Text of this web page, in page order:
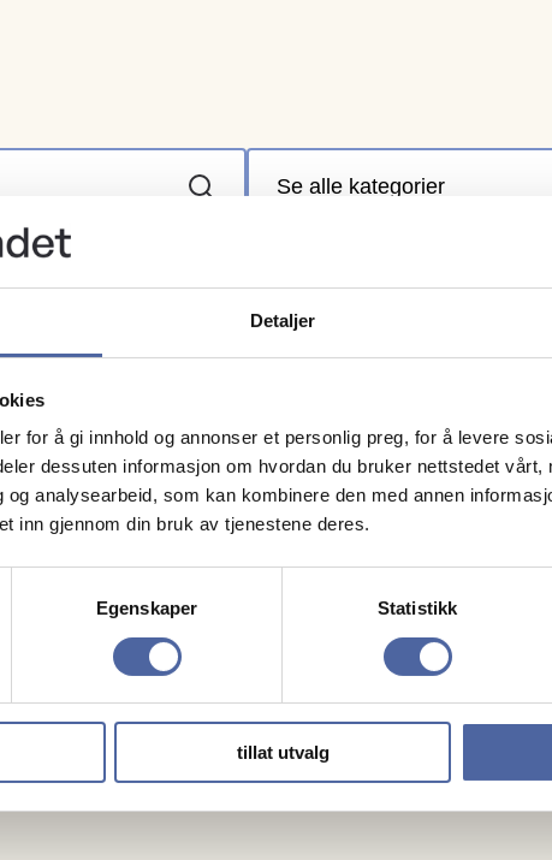
Detaljer
for å gi innhold og annonser et personlig preg, for å levere
dessuten informasjon om hvordan du bruker nettstedet vårt,
og analysearbeid, som kan kombinere den med annen
inn gjennom din bruk av tjenestene deres.
Egenskaper Statistikk
tillat utvalg